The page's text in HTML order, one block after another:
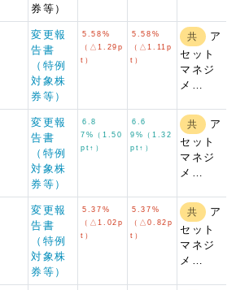
券等）
変更報
告書
（特例
対象株
券等）
5.58%
（△1.29p
t）
5.58%
（△1.11p
t）
共
ア
セット
マネジ
メ…
変更報
告書
（特例
対象株
券等）
6.8
7%（1.50
pt↑）
6.6
9%（1.32
pt↑）
共
ア
セット
マネジ
メ…
変更報
告書
（特例
対象株
券等）
5.37%
（△1.02p
t）
5.37%
（△0.82p
t）
共
ア
セット
マネジ
メ…